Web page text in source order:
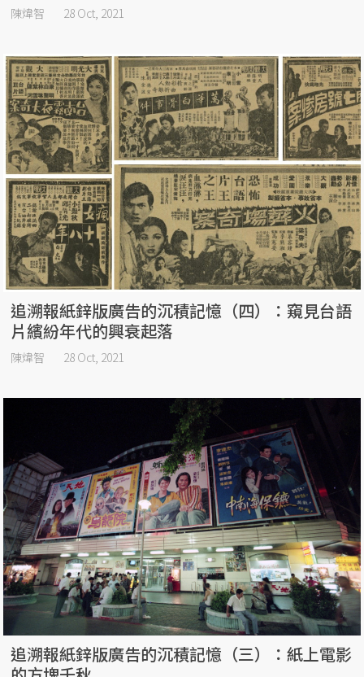
陳煒智 28 Oct, 2021
追溯報紙鋅版廣告的沉積記憶（四）：窺見台語
片繽紛年代的興衰起落
陳煒智 28 Oct, 2021
追溯報紙鋅版廣告的沉積記憶（三）：紙上電影